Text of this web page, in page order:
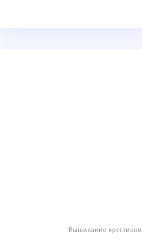
Вышивание крестиком